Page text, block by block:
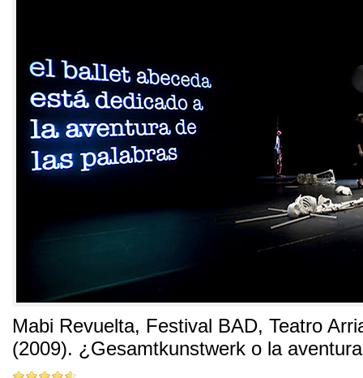
Mabi Revuelta, Festival BAD, Teatro
(2009). ¿Gesamtkunstwerk o la